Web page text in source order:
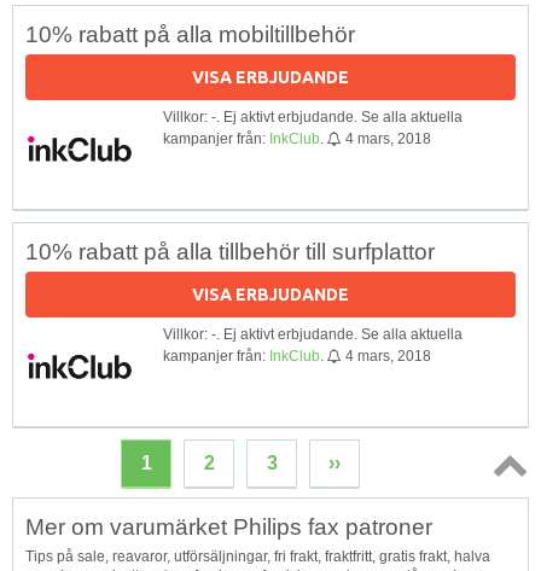
10% rabatt på alla mobiltillbehör
VISA ERBJUDANDE
Villkor: -. Ej aktivt erbjudande. Se alla aktuella
kampanjer från: InkClub 4 mars, 2018
10% rabatt på alla tillbehör till surfplattor
VISA ERBJUDANDE
Villkor: -. Ej aktivt erbjudande. Se alla aktuella
kampanjer från: InkClub 4 mars, 2018
1 2 3 ››
Topp
Mer om varumärket Philips fax patroner
Tips på sale, reavaror, utförsäljningar, fri frakt, fraktfritt, gratis frakt, halva